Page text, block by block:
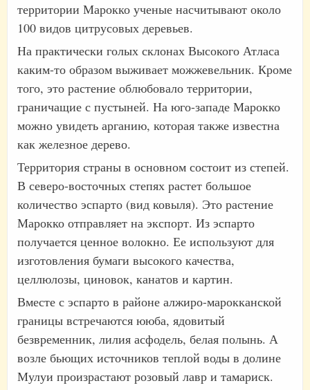
территории Марокко ученые насчитывают около
100 видов цитрусовых деревьев.
На практически голых склонах Высокого Атласа
каким-то образом выживает можжевельник. Кроме
того, это растение облюбовало территории,
граничащие с пустыней. На юго-западе Марокко
можно увидеть арганию, которая также известна
как железное дерево.
Территория страны в основном состоит из степей.
В северо-восточных степях растет большое
количество эспарто (вид ковыля). Это растение
Марокко отправляет на экспорт. Из эспарто
получается ценное волокно. Ее используют для
изготовления бумаги высокого качества,
целлюлозы, циновок, канатов и картин.
Вместе с эспарто в районе алжиро-марокканской
границы встречаются ююба, ядовитый
безвременник, лилия асфодель, белая полынь. А
возле бьющих источников теплой воды в долине
Мулуи произрастают розовый лавр и тамариск.